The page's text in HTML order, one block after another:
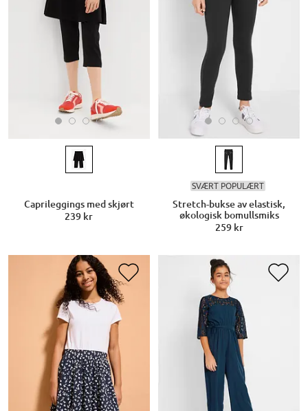
Caprileggings med skjørt
239 kr
SVÆRT POPULÆRT
Stretch-bukse av elastisk,
økologisk bomullsmiks
259 kr